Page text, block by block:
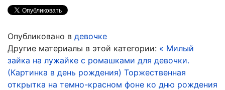
Опубликовано в девочке
Другие материалы в этой категории: « Милый
зайка на лужайке с ромашками для девочки.
(Картинка в день рождения) Торжественная
открытка на темно-красном фоне ко дню рождения